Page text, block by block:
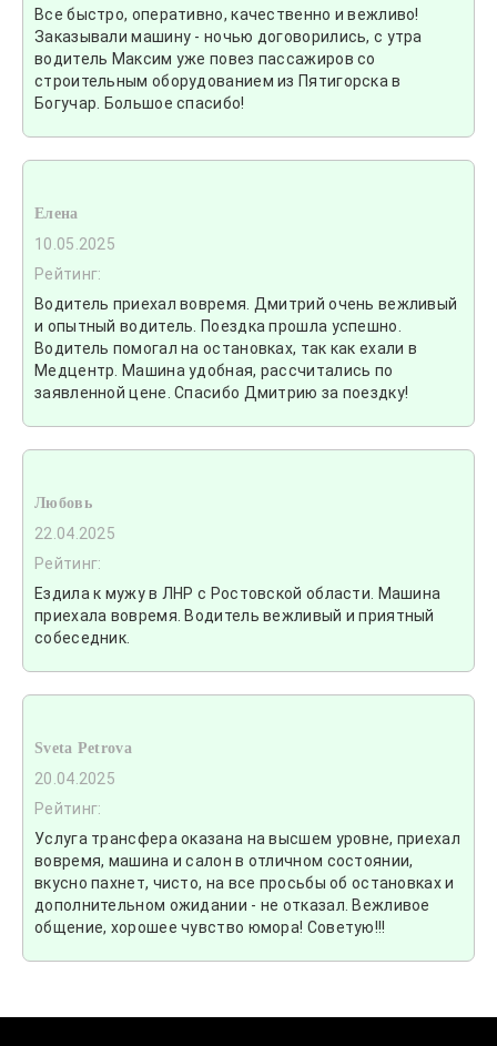
Все быстро, оперативно, качественно и вежливо!
Заказывали машину - ночью договорились, с утра
водитель Максим уже повез пассажиров со
строительным оборудованием из Пятигорска в
Богучар. Большое спасибо!
Елена
10.05.2025
Рейтинг:
Водитель приехал вовремя. Дмитрий очень вежливый
и опытный водитель. Поездка прошла успешно.
Водитель помогал на остановках, так как ехали в
Медцентр. Машина удобная, рассчитались по
заявленной цене. Спасибо Дмитрию за поездку!
Любовь
22.04.2025
Рейтинг:
Ездила к мужу в ЛНР с Ростовской области. Машина
приехала вовремя. Водитель вежливый и приятный
собеседник.
Sveta Petrova
20.04.2025
Рейтинг:
Услуга трансфера оказана на высшем уровне, приехал
вовремя, машина и салон в отличном состоянии,
вкусно пахнет, чисто, на все просьбы об остановках и
дополнительном ожидании - не отказал. Вежливое
общение, хорошее чувство юмора! Советую!!!